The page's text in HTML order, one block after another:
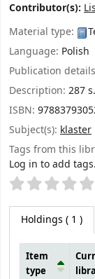
Contributor(s):
Material type:
Language: Polish
Publication
Description: 287
ISBN:
Subject(s): klaster
Tags from this
Log in to add tags.
Star ratings
Holdings ( 1 )
Item
type